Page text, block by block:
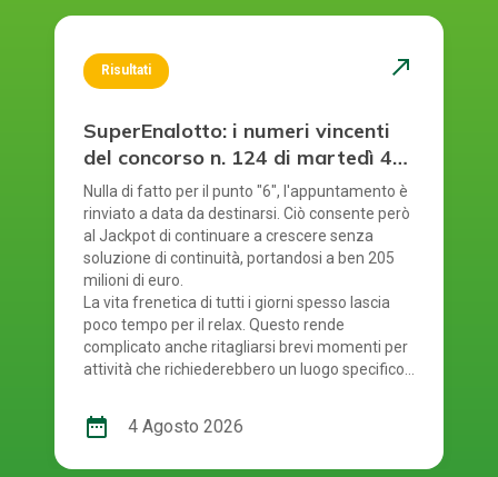
Risultati north_east
SuperEnalotto: i numeri vincenti
del concorso n. 124 di martedì 4
agosto 2026
Nulla di fatto per il punto "6", l'appuntamento è
rinviato a data da destinarsi. Ciò consente però
al Jackpot di continuare a crescere senza
soluzione di continuità, portandosi a ben 205
milioni di euro.
La vita frenetica di tutti i giorni spesso lascia
poco tempo per il relax. Questo rende
complicato anche ritagliarsi brevi momenti per
attività che richiederebbero un luogo specifico.
offre una soluzione comoda a chi partecipa ai
concorsi: permette di fare la propria giocata
date_range 4 Agosto 2026